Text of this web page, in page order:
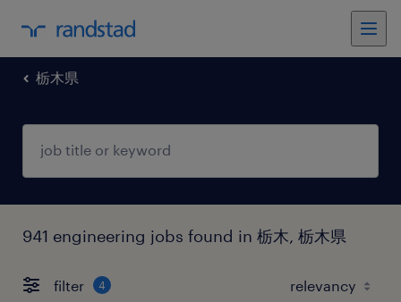
栃木県
941 engineering jobs found in 栃木, 栃木県
filter 4